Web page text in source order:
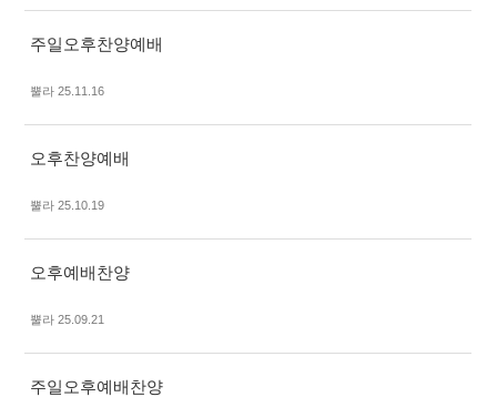
주일오후찬양예배
뿔라 25.11.16
오후찬양예배
뿔라 25.10.19
오후예배찬양
뿔라 25.09.21
주일오후예배찬양